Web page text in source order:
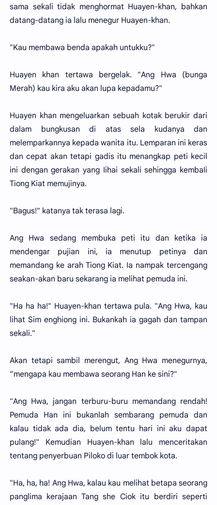
sama sekali tidak menghormat Huayen-khan, bahkan
datang-datang ia lalu menegur Huayen-khan.
"Kau membawa benda apakah untukku?"
Huayen khan tertawa bergelak. "Ang Hwa (bunga
Merah) kau kira aku akan lupa kepadamu?"
Huayen khan mengeluarkan sebuah kotak berukir dari
dalam bungkusan di atas sela kudanya dan
melemparkannya kepada wanita itu. Lemparan ini keras
dan cepat akan tetapi gadis itu menangkap peti kecil
ini dengan gerakan yang Iihai sekali sehingga kembaIi
Tiong Kiat memujinya.
"Bagus!" katanya tak terasa lagi.
Ang Hwa sedang membuka peti itu dan ketika ia
mendengar pujian ini, ia menutup petinya dan
memandang ke arah Tiong Kiat. Ia nampak tercengang
seakan-akan baru sekarang ia melihat pemuda ini.
"Ha ha ha!" Huayen-khan tertawa pula. "Ang Hwa, kau
lihat Sim enghiong ini. Bukankah ia gagah dan tampan
sekali."
Akan tetapi sambil merengut, Ang Hwa menegurnya,
”mengapa kau membawa seorang Han ke sini?"
"Ang Hwa, jangan terburu-buru memandang rendah!
Pemuda Han ini bukanlah sembarang pemuda dan
kalau tidak ada dia, belum tentu hari ini aku dapat
pulang!" Kemudian Huayen-khan lalu menceritakan
tentang penyerbuan Piloko di luar tembok kota.
"Ha, ha, ha! Ang Hwa, kalau kau melihat betapa seorang
panglima kerajaan Tang she Ciok itu berdiri seperti